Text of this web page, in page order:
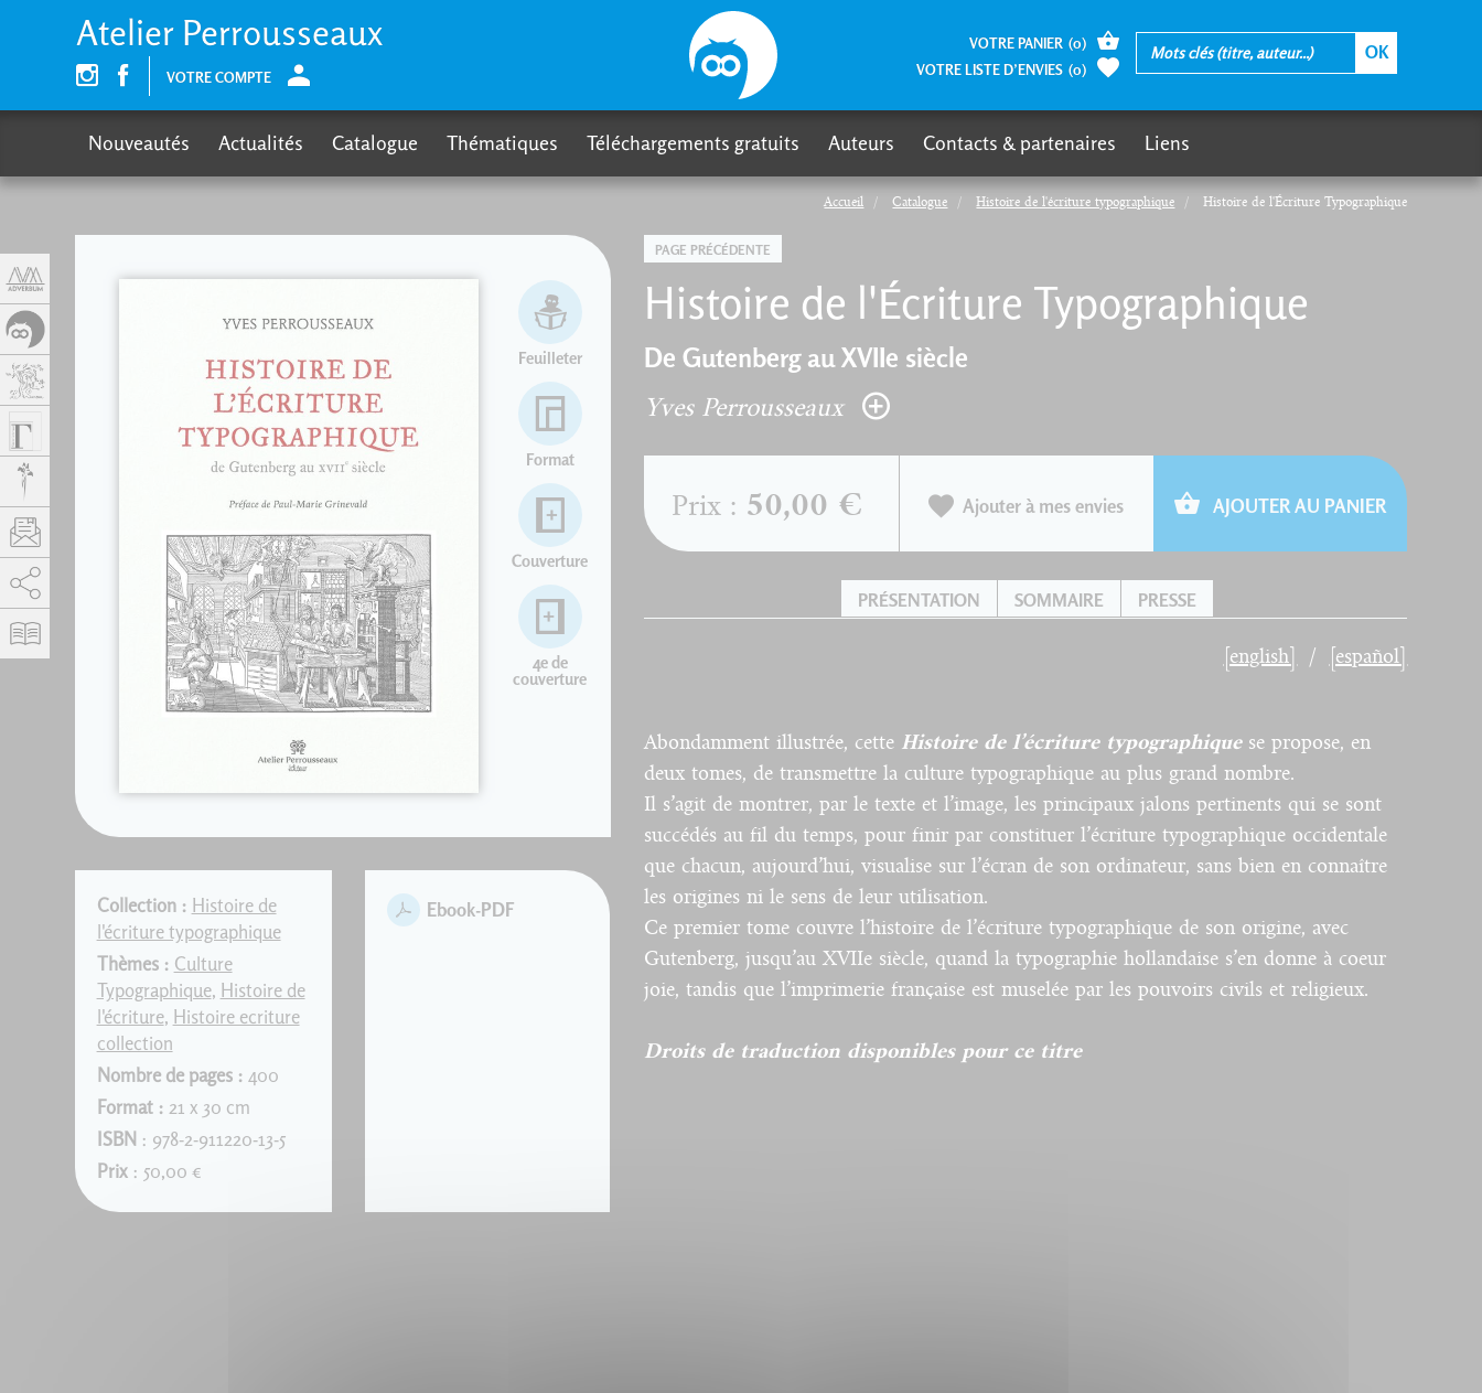
Accueil Catalogue Histoire de l'écriture typographique Histoire de l'Écriture Typographique
PAGE PRÉCÉDENTE
Histoire de l'Écriture Typographique
De Gutenberg au XVIIe siècle
Yves Perrousseaux
Feuilleter
Format
Couverture
4e de
couverture
Collection : Histoire de
l'écriture typographique
Thèmes : Culture
Typographique, Histoire de
l'écriture, Histoire ecriture
collection
Nombre de pages : 400
Format : 21 x 30 cm
ISBN : 978-2-911220-13-5
Prix: 50,00 €
Ebook-PDF
Prix : 50,00 € Ajouter à mes envies AJOUTER AU PANIER
PRÉSENTATION SOMMAIRE PRESSE
[english] [español]
Abondamment illustrée, cette Histoire de l’écriture typographiquese propose, en
deux tomes, de transmettre la culture typographique au plus grand nombre.
Il s’agit de montrer, par le texte et l’image, les principaux jalons pertinents qui se sont
succédés au fil du temps, pour finir par constituer l’écriture typographique occidentale
que chacun, aujourd’hui, visualise sur l’écran de son ordinateur, sans bien en connaître
les origines ni le sens de leur utilisation.
Ce premier tome couvre l’histoire de l’écriture typographique de son origine, avec
Gutenberg, jusqu’au XVIIe siècle, quand la typographie hollandaise s’en donne à coeur
joie, tandis que l’imprimerie française est muselée par les pouvoirs civils et religieux.
Droits de traduction disponibles pour ce titre
Atelier Perrousseaux
VOTRE COMPTE
VOTRE PANIER (0)
VOTRE LISTE D’ENVIES (0)
Nouveautés Actualités Catalogue Thématiques Téléchargements gratuits Auteurs Contacts & partenaires Liens
Autoriser
Panneau de gestion des cookies